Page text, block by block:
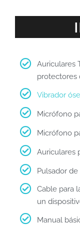
Auriculares
protectores
Vibrador
Micrófono
Micrófono
Auriculares
Pulsador
Cable para
un
Manual